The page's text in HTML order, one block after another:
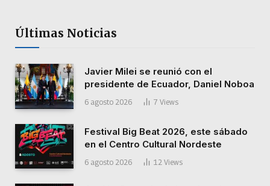
Últimas Noticias
Javier Milei se reunió con el
presidente de Ecuador, Daniel Noboa
6 agosto 2026 7 Views
Festival Big Beat 2026, este sábado
en el Centro Cultural Nordeste
6 agosto 2026 12 Views